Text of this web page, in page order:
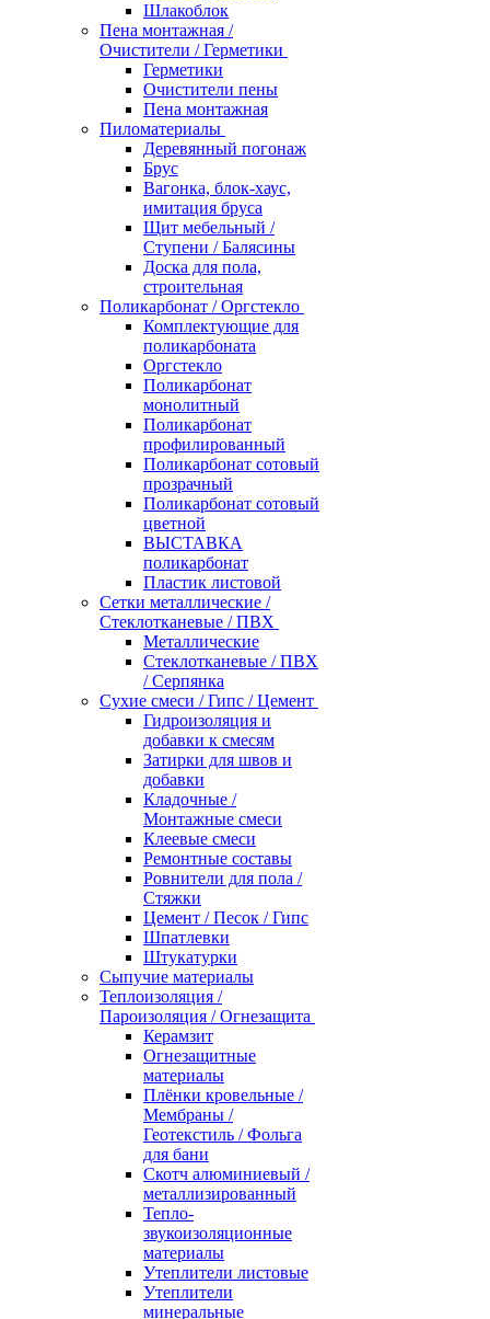
Шлакоблок
Пена монтажная /
Очистители / Герметики
Герметики
Очистители пены
Пена монтажная
Пиломатериалы
Деревянный погонаж
Брус
Вагонка, блок-хаус,
имитация бруса
Щит мебельный /
Ступени / Балясины
Доска для пола,
строительная
Поликарбонат / Оргстекло
Комплектующие для
поликарбоната
Оргстекло
Поликарбонат
монолитный
Поликарбонат
профилированный
Поликарбонат сотовый
прозрачный
Поликарбонат сотовый
цветной
ВЫСТАВКА
поликарбонат
Пластик листовой
Сетки металлические /
Стеклотканевые / ПВХ
Металлические
Стеклотканевые / ПВХ
/ Серпянка
Сухие смеси / Гипс / Цемент
Гидроизоляция и
добавки к смесям
Затирки для швов и
добавки
Кладочные /
Монтажные смеси
Клеевые смеси
Ремонтные составы
Ровнители для пола /
Стяжки
Цемент / Песок / Гипс
Шпатлевки
Штукатурки
Сыпучие материалы
Теплоизоляция /
Пароизоляция / Огнезащита
Керамзит
Огнезащитные
материалы
Плёнки кровельные /
Мембраны /
Геотекстиль / Фольга
для бани
Скотч алюминиевый /
металлизированный
Тепло-
звукоизоляционные
материалы
Утеплители листовые
Утеплители
минеральные